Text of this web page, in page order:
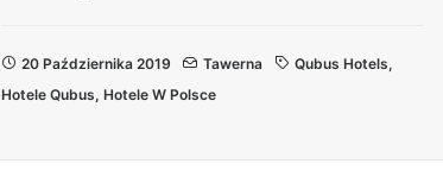
20 Października 2019 Tawerna Qubus Hotels,
Hotele Qubus, Hotele W Polsce